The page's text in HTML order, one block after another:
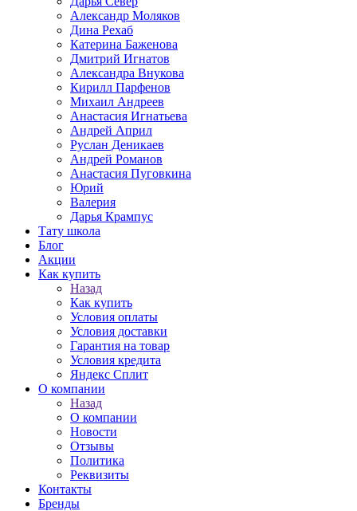
Александр Моляков
Дина Рехаб
Катерина Баженова
Дмитрий Игнатов
Александра Внукова
Кирилл Парфенов
Михаил Андреев
Анастасия Игнатьева
Андрей Април
Руслан Деникаев
Андрей Романов
Анастасия Пуговкина
Юрий
Валерия
Дарья Крампус
Тату школа
Блог
Акции
Как купить
Назад
Как купить
Условия оплаты
Условия доставки
Гарантия на товар
Условия кредита
Яндекс Сплит
О компании
Назад
О компании
Новости
Отзывы
Политика
Реквизиты
Контакты
Бренды